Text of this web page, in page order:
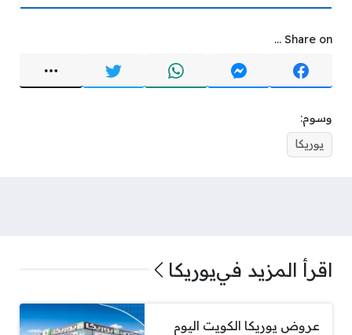
Share on ...
وسوم:
يوريكا
اقرأ المزيد فييوريكا
عروض يوريكا الكويت اليوم